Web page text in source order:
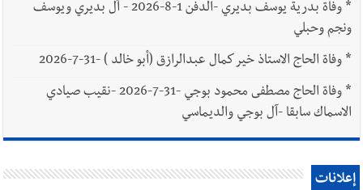
*
وفاة بدرية يوسف بديري -الدفن 1-8-2026 - آل بديري ويوسف
ونجم وحبلي
*وفاة الحاج الاستاذ خير كمال عبدالرازق (أبو خالد ) -31-7-2026
*
وفاة الحاج مصطفى محمود بوجي -31-7-2026 -نقيب صيادي
الاسماك سابقا -آل بوجي والديماسي
إعلانات